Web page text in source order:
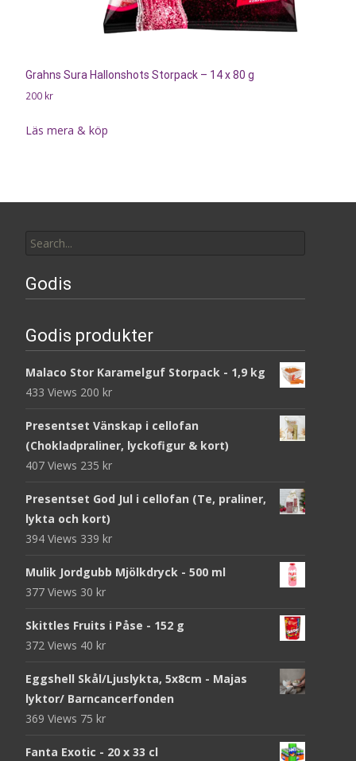
Grahns Sura Hallonshots Storpack – 14 x 80 g
200 kr
Läs mera & köp
for:
Godis
Godis produkter
Malaco Stor Karamelguf Storpack - 1,9 kg
433 Views 200 kr
Presentset Vänskap i cellofan
(Chokladpraliner, lyckofigur & kort)
407 Views 235 kr
Presentset God Jul i cellofan (Te, praliner,
lykta och kort)
394 Views 339 kr
Mulik Jordgubb Mjölkdryck - 500 ml
377 Views 30 kr
Skittles Fruits i Påse - 152 g
372 Views 40 kr
Eggshell Skål/Ljuslykta, 5x8cm - Majas
lyktor/ Barncancerfonden
369 Views 75 kr
Fanta Exotic - 20 x 33 cl